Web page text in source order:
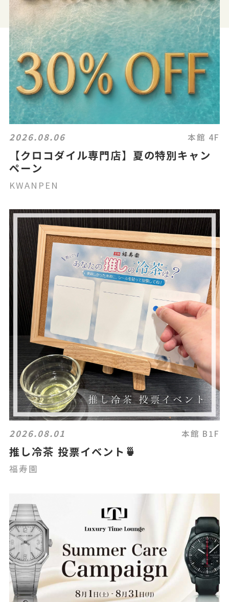
2026.08.06 本館 4F
【クロコダイル専門店】夏の特別キャン
ペーン
KWANPEN
2026.08.01 本館 B1F
推し冷茶 投票イベント🍵
福寿園